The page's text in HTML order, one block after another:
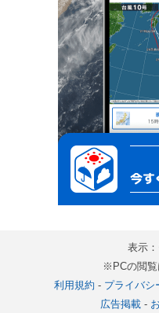
表示：
※PCの閲覧
利用規約 - プライバシ
広告掲載-